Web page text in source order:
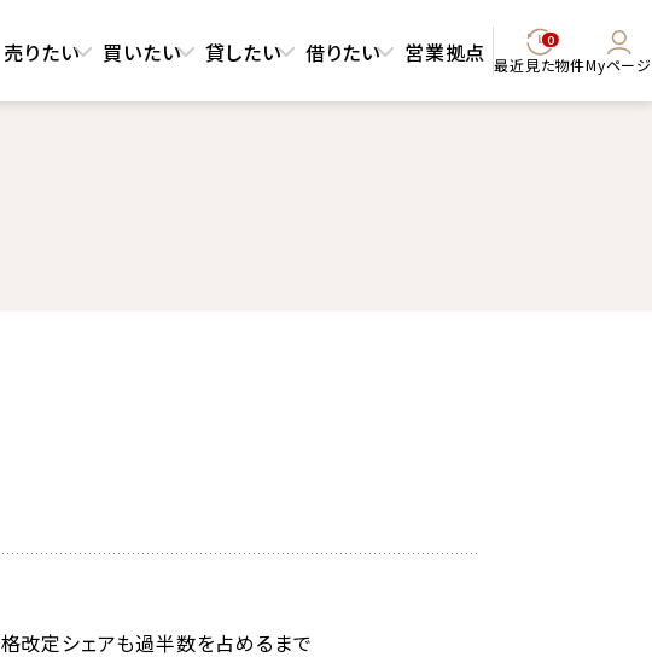
売りたい 買いたい 貸したい 借りたい 営業拠点 0
最近見た物件Myページ
改定シェアも過半数を占めるまで